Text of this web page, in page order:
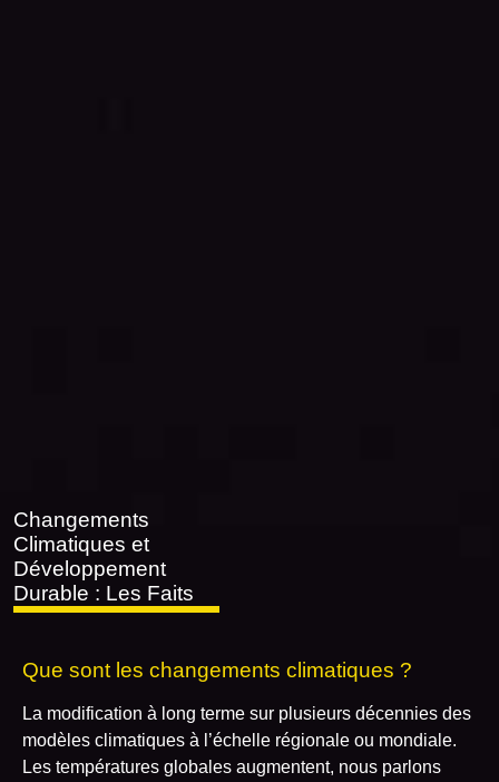
Changements
Climatiques et
Développement
Durable : Les Faits
Que sont les changements climatiques ?
La modification à long terme sur plusieurs décennies des
modèles climatiques à l’échelle régionale ou mondiale.
Les températures globales augmentent, nous parlons